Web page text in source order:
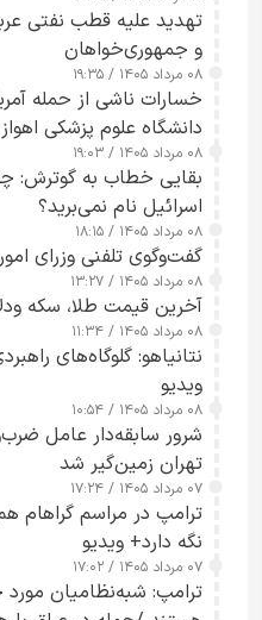
تهدید علیه قطب نفتی
و جمهوری‌خواهان
۰۸ مرداد ۱۴۰۵ / ۱۹:۳۵
خسارات ناشی از حمله
دانشگاه علوم پزشکی اهواز
۰۸ مرداد ۱۴۰۵ / ۱۹:۰۳
بقایی خطاب به گوترش:
اسرائیل نام نمی‌برید؟
۰۸ مرداد ۱۴۰۵ / ۱۸:۱۵
گفت‌وگوی تلفنی وزرای
۰۸ مرداد ۱۴۰۵ / ۱۳:۲۷
آخرین قیمت طلا، سکه ودلار8
۰۸ مرداد ۱۴۰۵ / ۱۱:۳۴
نتانیاهو: گلوگاه‌های
ویدیو
۰۸ مرداد ۱۴۰۵ / ۱۰:۵۴
شرور سابقه‌دار عامل
تهران زمین‌گیر شد
۰۷ مرداد ۱۴۰۵ / ۱۷:۲۴
ترامپ در مراسم گراهام
نگه دارد+ ویدیو
۰۷ مرداد ۱۴۰۵ / ۱۷:۰۲
ترامپ: شبه‌نظامیان